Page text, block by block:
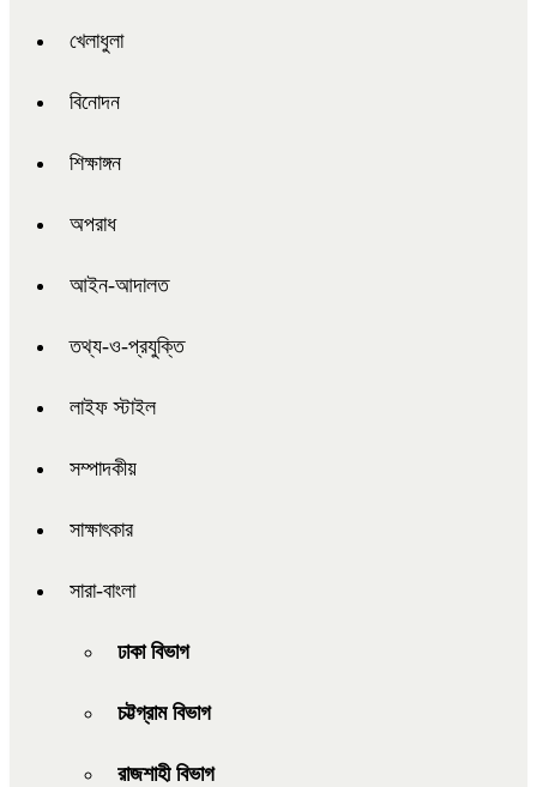
খেলাধুলা
বিনোদন
শিক্ষাঙ্গন
অপরাধ
আইন-আদালত
তথ্য-ও-প্রযুক্তি
লাইফ স্টাইল
সম্পাদকীয়
সাক্ষাৎকার
সারা-বাংলা
ঢাকা বিভাগ
চট্টগ্রাম বিভাগ
রাজশাহী বিভাগ